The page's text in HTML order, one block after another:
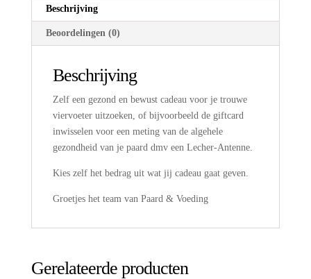
Beschrijving
Beoordelingen (0)
Beschrijving
Zelf een gezond en bewust cadeau voor je trouwe
viervoeter uitzoeken, of bijvoorbeeld de giftcard
inwisselen voor een meting van de algehele
gezondheid van je paard dmv een Lecher-Antenne.
Kies zelf het bedrag uit wat jij cadeau gaat geven.
Groetjes het team van Paard & Voeding
Gerelateerde producten